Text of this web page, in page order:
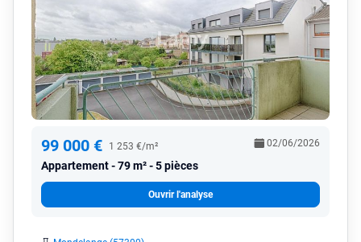
99 000 € 1 253 €/m²
Appartement 79 m² - 5 pièces
02/06/2026
Ouvrir l'analyse